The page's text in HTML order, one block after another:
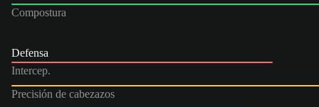
Compostura
Defensa
Intercep.
Precisión de cabezazos